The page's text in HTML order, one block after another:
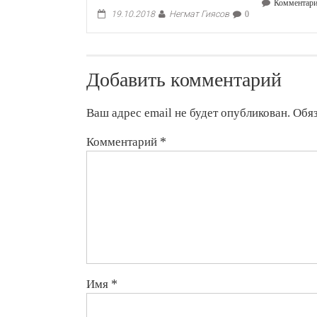
19.10.2018 Негмат Гиясов 0
Добавить комментарий
Ваш адрес email не будет опубликован.
Комментарий *
Имя *